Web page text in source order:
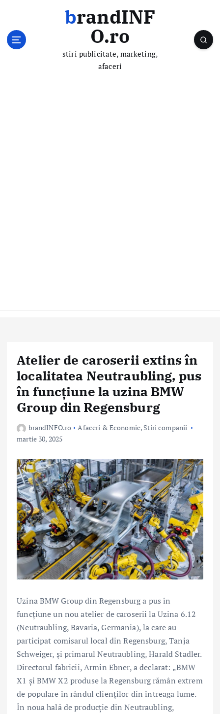
brandINF
O.ro
stiri publicitate, marketing,
afaceri
Atelier de caroserii extins în
localitatea Neutraubling, pus
în funcțiune la uzina BMW
Group din Regensburg
brandINFO.ro Afaceri & Economie, Stiri companii
martie 30, 2025
Uzina BMW Group din Regensburg a pus în
funcţiune un nou atelier de caroserii la Uzina 6.12
(Neutraubling, Bavaria, Germania), la care au
participat comisarul local din Regensburg, Tanja
Schweiger, şi primarul Neutraubling, Harald Stadler.
Directorul fabricii, Armin Ebner, a declarat: „BMW
X1 şi BMW X2 produse la Regensburg rămân extrem
de populare în rândul clienţilor din întreaga lume.
În noua hală de producţie din Neutraubling,